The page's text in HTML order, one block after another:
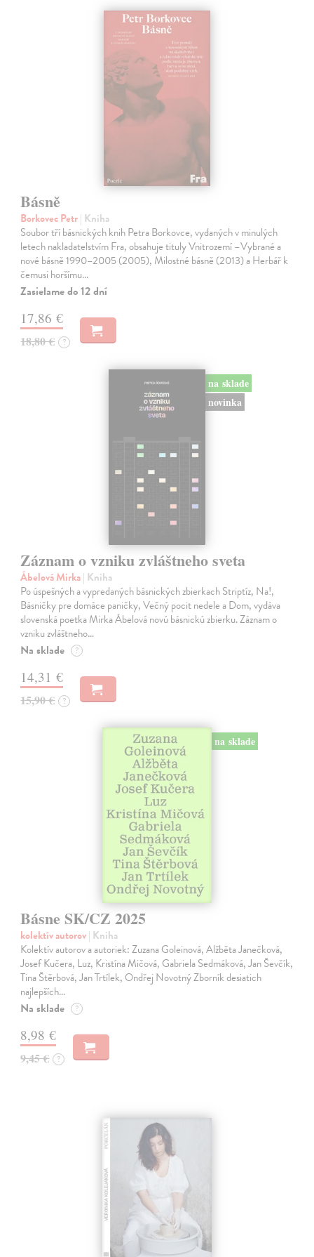
Básně
Borkovec Petr| Kniha
Soubor tří básnických knih Petra Borkovce, vydaných v minulých
letech nakladatelstvím Fra, obsahuje tituly Vnitrozemí –Vybrané a
nové básně 1990–2005 (2005), Milostné básně (2013) a Herbář k
čemusi horšímu…
Zasielame do 12 dní
17,86 €
18,80 € ?
na sklade
novinka
Záznam o vzniku zvláštneho sveta
Ábelová Mirka| Kniha
Po úspešných a vypredaných básnických zbierkach Striptíz, Na!,
Básničky pre domáce paničky, Večný pocit nedele a Dom, vydáva
slovenská poetka Mirka Ábelová novú básnickú zbierku. Záznam o
vzniku zvláštneho…
Na sklade ?
14,31 €
15,90 € ?
na sklade
Básne SK/CZ 2025
kolektív autorov| Kniha
Kolektív autorov a autoriek: Zuzana Goleinová, Alžběta Janečková,
Josef Kučera, Luz, Kristína Mičová, Gabriela Sedmáková, Jan Ševčík,
Tina Štěrbová, Jan Trtílek, Ondřej Novotný Zborník desiatich
najlepších…
Na sklade ?
8,98 €
9,45 € ?